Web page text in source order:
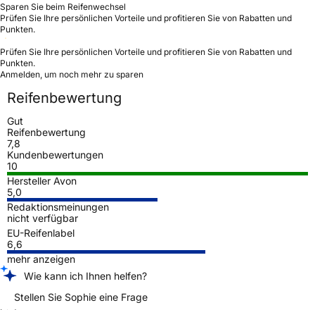
Sparen Sie beim Reifenwechsel
Prüfen Sie Ihre persönlichen Vorteile und profitieren Sie von Rabatten und
Punkten.
Prüfen Sie Ihre persönlichen Vorteile und profitieren Sie von Rabatten und
Punkten.
Anmelden, um noch mehr zu sparen
Reifenbewertung
Gut
Reifenbewertung
7,8
Kundenbewertungen
10
Hersteller Avon
5,0
Redaktionsmeinungen
nicht verfügbar
EU-Reifenlabel
6,6
mehr anzeigen
Wie kann ich Ihnen helfen?
Stellen Sie Sophie eine Frage